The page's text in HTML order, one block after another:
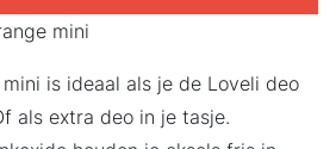
mini
is ideaal als je de Loveli deo
als extra deo in je tasje.